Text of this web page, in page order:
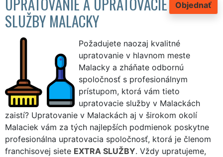
Objednať
SLUŽBY MALACKY
Požadujete naozaj kvalitné
upratovanie v hlavnom meste
Malacky a zháňate odbornú
spoločnosť s profesionálnym
prístupom, ktorá vám tieto
upratovacie služby v Malackách
zaistí? Upratovanie v Malackách aj v širokom okolí
Malaciek vám za tých najlepších podmienok poskytne
profesionálna upratovacia spoločnosť, ktorá je členom
franchisovej siete EXTRA SLUŽBY. Vždy upratujeme,